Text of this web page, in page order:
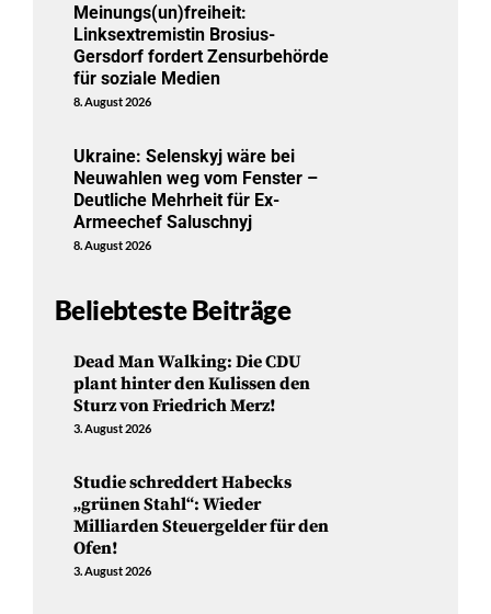
Meinungs(un)freiheit:
Linksextremistin Brosius-
Gersdorf fordert Zensurbehörde
für soziale Medien
8. August 2026
Ukraine: Selenskyj wäre bei
Neuwahlen weg vom Fenster –
Deutliche Mehrheit für Ex-
Armeechef Saluschnyj
8. August 2026
Beliebteste Beiträge
Dead Man Walking: Die CDU
plant hinter den Kulissen den
Sturz von Friedrich Merz!
3. August 2026
Studie schreddert Habecks
„grünen Stahl“: Wieder
Milliarden Steuergelder für den
Ofen!
3. August 2026